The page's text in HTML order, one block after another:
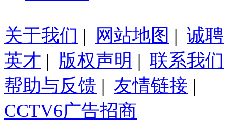
关于我们 | 网站地图 | 诚聘
英才 | 版权声明 | 联系我们
帮助与反馈 | 友情链接 |
CCTV6广告招商